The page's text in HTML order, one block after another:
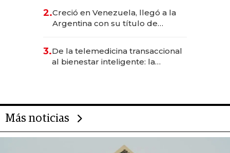
2.Creció en Venezuela, llegó a la
Argentina con su título de
las marcas "fast premium"
3.De la telemedicina transaccional
al bienestar inteligente: la
Más noticias